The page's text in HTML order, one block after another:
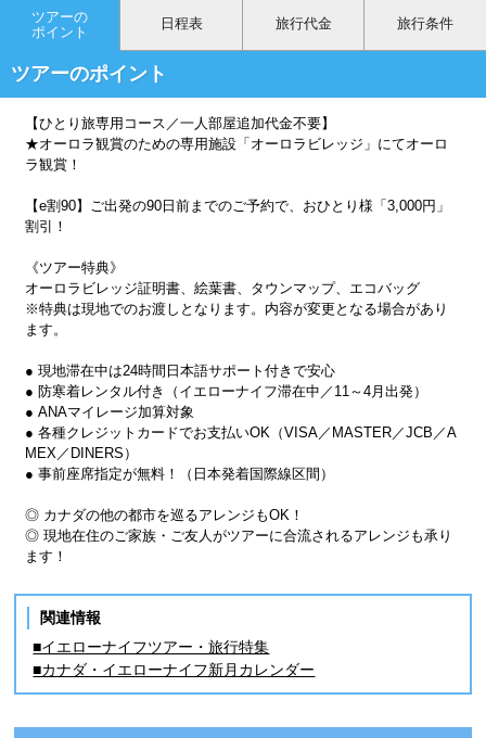
ツアーの
ポイント
日程表 旅行代金 旅行条件
ツアーのポイント
【ひとり旅専用コース／一人部屋追加代金不要】
★オーロラ観賞のための専用施設「オーロラビレッジ」にてオーロ
ラ観賞！
【e割90】ご出発の90日前までのご予約で、おひとり様「3,000円」
割引！
《ツアー特典》
オーロラビレッジ証明書、絵葉書、タウンマップ、エコバッグ
※特典は現地でのお渡しとなります。内容が変更となる場合があり
ます。
● 現地滞在中は24時間日本語サポート付きで安心
● 防寒着レンタル付き（イエローナイフ滞在中／11～4月出発）
● ANAマイレージ加算対象
● 各種クレジットカードでお支払いOK（VISA／MASTER／JCB／A
MEX／DINERS）
● 事前座席指定が無料！（日本発着国際線区間）
◎ カナダの他の都市を巡るアレンジもOK！
◎ 現地在住のご家族・ご友人がツアーに合流されるアレンジも承り
ます！
関連情報
■イエローナイフツアー・旅行特集
■カナダ・イエローナイフ新月カレンダー